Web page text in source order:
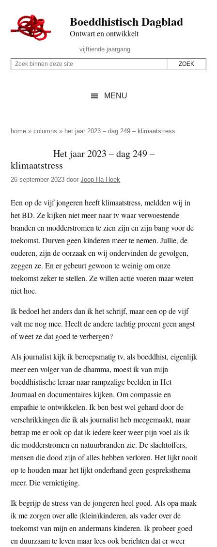
naar
de
inhoud
secondary
naar
de
sidebar
naar
de
Boeddhistisch Dagblad
Ontwart en ontwikkelt
Rechts
vijftiende jaargang
Z
p
e
z
e
s
i
t
e
Z
i
e
n
e
z
e
s
i
t
e
MENU
home »columns » het jaar 2023 – dag 249 – klimaatstress
Het jaar 2023 – dag 249 –
klimaatstress
26 september 2023 doorJoop Ha Hoek
Een op de vijf jongeren heeft klimaatstress, meldden wij in
het BD. Ze kijken niet meer naar tv waar verwoestende
branden en modderstromen te zien zijn en zijn bang voor de
toekomst. Durven geen kinderen meer te nemen. Jullie, de
ouderen, zijn de oorzaak en wij ondervinden de gevolgen,
zeggen ze. En er gebeurt gewoon te weinig om onze
toekomst zeker te stellen. Ze willen actie voeren maar weten
niet hoe.
Ik bedoel het anders dan ik het schrijf, maar een op de vijf
valt me nog mee. Heeft de andere tachtig procent geen angst
of weet ze dat goed te verbergen?
Als journalist kijk ik beroepsmatig tv, als boeddhist, eigenlijk
meer een volger van de dhamma, moest ik van mijn
boeddhistische leraar naar rampzalige beelden in Het
Journaal en documentaires kijken. Om compassie en
empathie te ontwikkelen. Ik ben best wel gehard door de
verschrikkingen die ik als journalist heb meegemaakt, maar
betrap me er ook op dat ik iedere keer weer pijn voel als ik
die modderstromen en natuurbranden zie. De slachtoffers,
mensen die dood zijn of alles hebben verloren. Het lijkt nooit
op te houden maar het lijkt onderhand geen gespreksthema
meer. Die vernietiging.
Ik begrijp de stress van de jongeren heel goed. Als opa maak
ik me zorgen over alle (klein)kinderen, als vader over de
toekomst van mijn en andermans kinderen. Ik probeer goed
en duurzaam te leven maar lees ook berichten dat er weer